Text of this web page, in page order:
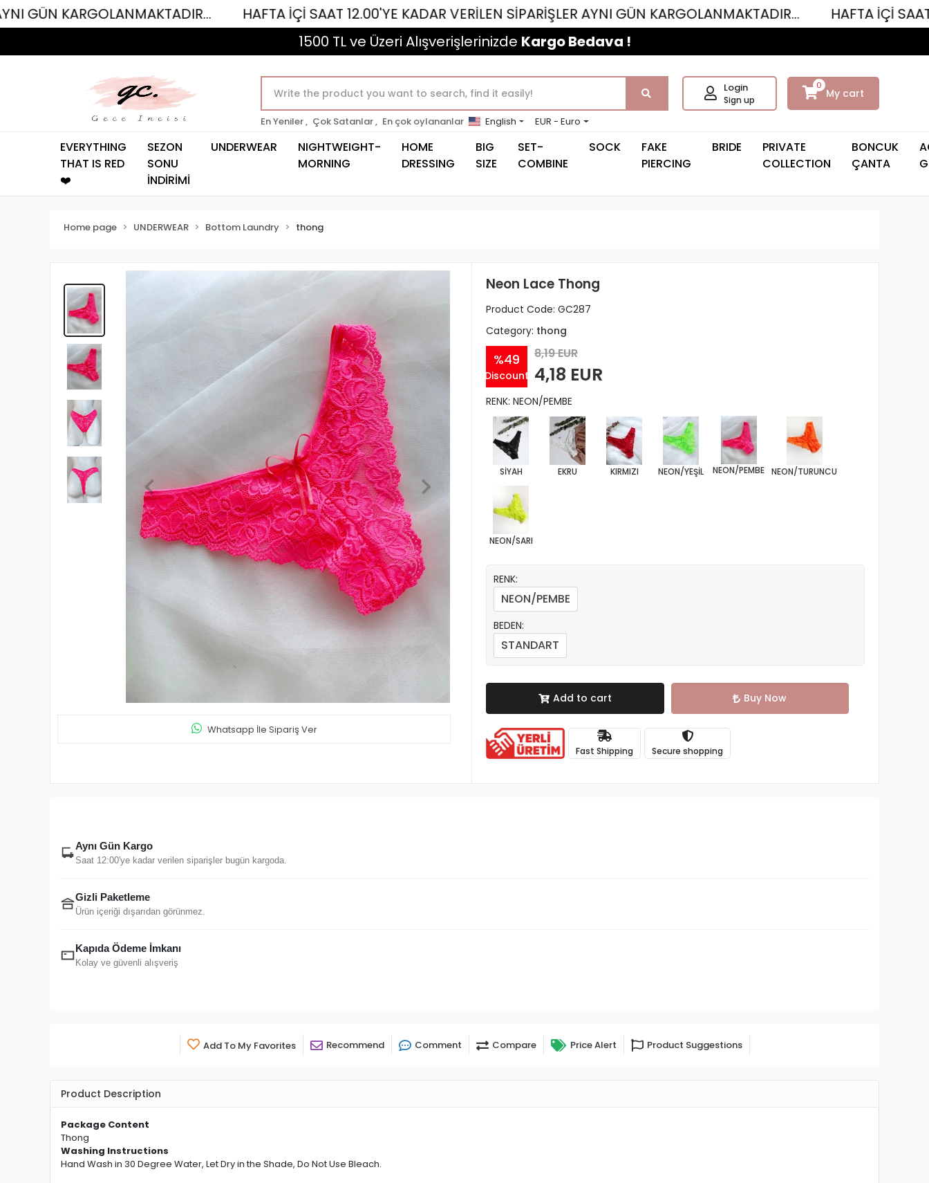
HAFTA İÇİ SAAT 12.00'YE KADAR VERİLEN SİPARİŞLER AYNI GÜN KARGOLANMAKTADIR...
HAFTA İÇİ SAAT 12.00'YE
1500 TL ve Üzeri Alışverişlerinizde Kargo Bedava !
En Yeniler , Çok Satanlar , En çok oylananlar English EUR - Euro
Login
Sign up
0
My cart
EVERYTHING
THAT IS RED
❤️
SEZON
SONU
İNDİRİMİ
UNDERWEAR
NIGHTWEIGHT-
MORNING
HOME
DRESSING
BIG
SIZE
SET-
COMBINE
SOCK
FAKE
PIERCING
BRIDE
PRIVATE
COLLECTION
BONCUK
ÇANTA
Home page UNDERWEAR Bottom Laundry thong
Whatsapp İle Sipariş Ver
Neon Lace Thong
Product Code: GC287
Category: thong
%49
Discount
8,19 EUR
4,18 EUR
RENK: NEON/PEMBE
SİYAH EKRU KIRMIZI NEON/YEŞİL NEON/PEMBE NEON/TURUNCU
NEON/SARI
RENK:
NEON/PEMBE
BEDEN:
STANDART
Add to cart Buy Now
Fast Shipping Secure shopping
Aynı Gün Kargo
Saat 12:00'ye kadar verilen siparişler bugün kargoda.
Gizli Paketleme
Ürün içeriği dışarıdan görünmez.
Kapıda Ödeme İmkanı
Kolay ve güvenli alışveriş
Add To My Favorites Recommend Comment Compare Price Alert Product Suggestions
Product Description
Package Content
Thong
Washing Instructions
Hand Wash in 30 Degree Water, Let Dry in the Shade, Do Not Use Bleach.